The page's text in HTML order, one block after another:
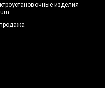
изделия